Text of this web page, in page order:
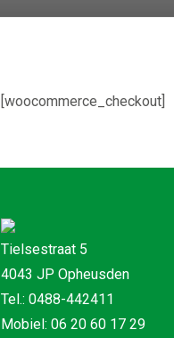
[woocommerce_checkout]
Tielsestraat 5
4043 JP Opheusden
Tel.: 0488-442411
Mobiel: 06 20 60 17 29